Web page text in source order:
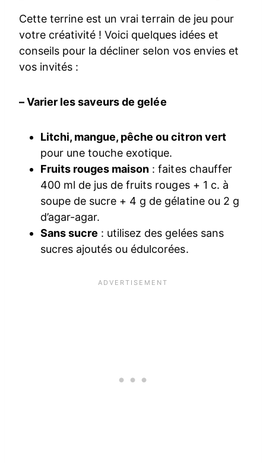
Cette terrine est un vrai terrain de jeu pour
votre créativité ! Voici quelques idées et
conseils pour la décliner selon vos envies et
vos invités :
– Varier les saveurs de gelée
Litchi, mangue, pêche ou citron vert
pour une touche exotique.
Fruits rouges maison : faites chauffer
400 ml de jus de fruits rouges + 1 c. à
soupe de sucre + 4 g de gélatine ou 2 g
d’agar-agar.
Sans sucre : utilisez des gelées sans
sucres ajoutés ou édulcorées.